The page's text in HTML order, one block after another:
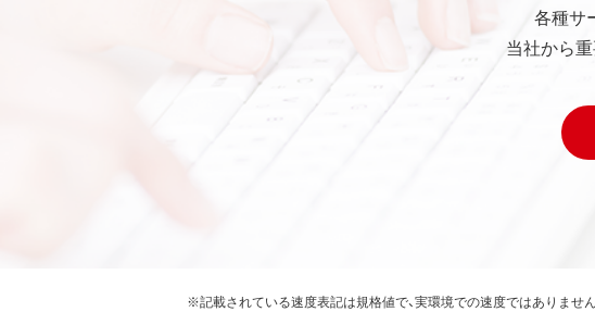
各種サ
当社から
※記載されている速度表記は規格値で、実環境での速度ではありません